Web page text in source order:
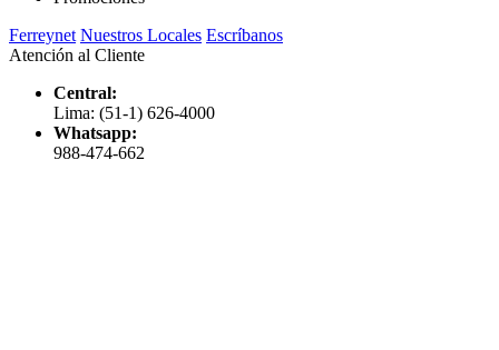
Ferreynet Nuestros Locales Escríbanos
Atención al Cliente
Central:
Lima: (51-1) 626-4000
Whatsapp:
988-474-662